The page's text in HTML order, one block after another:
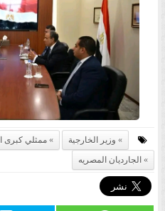
وزير الخارجية
ممثلي كبرى
الجارديان المصريه